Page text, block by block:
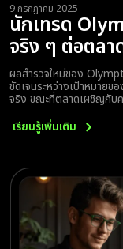
9 กรกฎาคม 2025
นักเทรด
จริง ๆ ต่อตลา
ผลสำรวจใหม่ของ
ชัดเจนระหว่างเป้าหมายข
จริง ขณะที่ตลาดเผชิญกับ
เรียนรู้เพิ่มเติม